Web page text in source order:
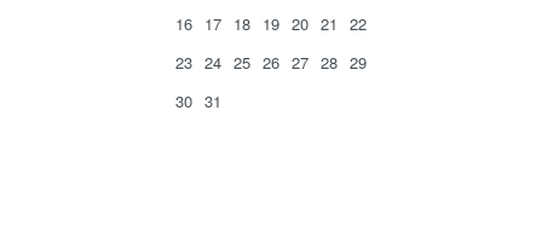
16 17 18 19 20 21
22
23 24 25 26 27 28 29
30 31